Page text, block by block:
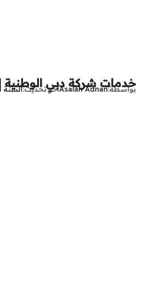
خدمات شركة دبي الوطنية
بواسطةAsalah Adnanآخر تحديثالسنة